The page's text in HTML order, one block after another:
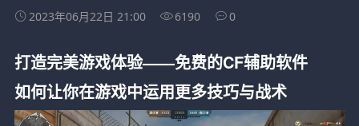
2023年06月22日 21:00 6190 0
打造完美游戏体验——免费的CF辅助软件
如何让你在游戏中运用更多技巧与战术